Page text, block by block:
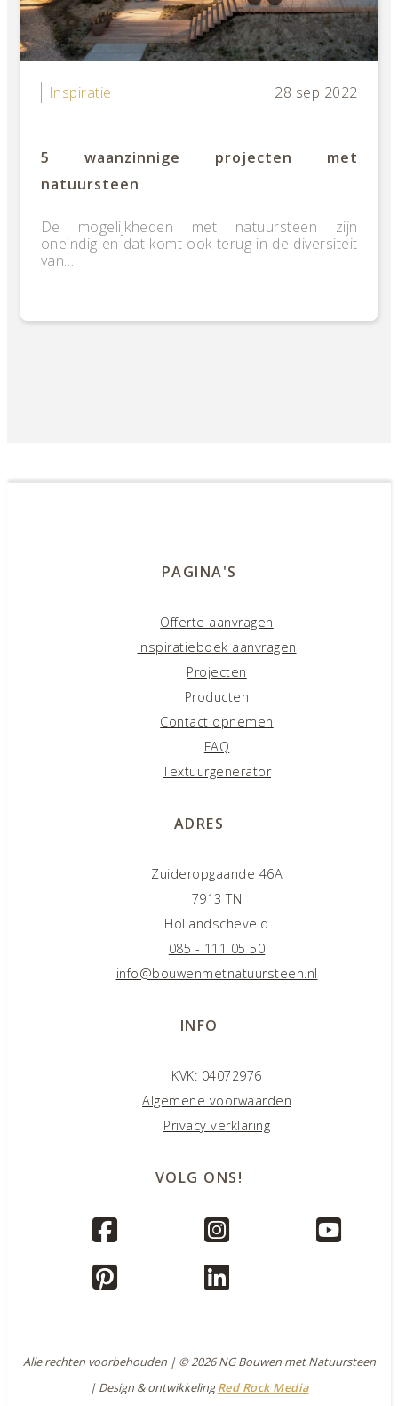
Inspiratie 28 sep 2022
5 waanzinnige projecten met
natuursteen
De mogelijkheden met natuursteen zijn
oneindig en dat komt ook terug in de diversiteit
van…
PAGINA'S
Offerte aanvragen
Inspiratieboek aanvragen
Projecten
Producten
Contact opnemen
FAQ
Textuurgenerator
ADRES
Zuideropgaande 46A
7913 TN
Hollandscheveld
085 - 111 05 50
info@bouwenmetnatuursteen.nl
INFO
KVK: 04072976
Algemene voorwaarden
Privacy verklaring
VOLG ONS!
Alle rechten voorbehouden | © 2026 NG Bouwen met Natuursteen
| Design & ontwikkelingRed Rock Media